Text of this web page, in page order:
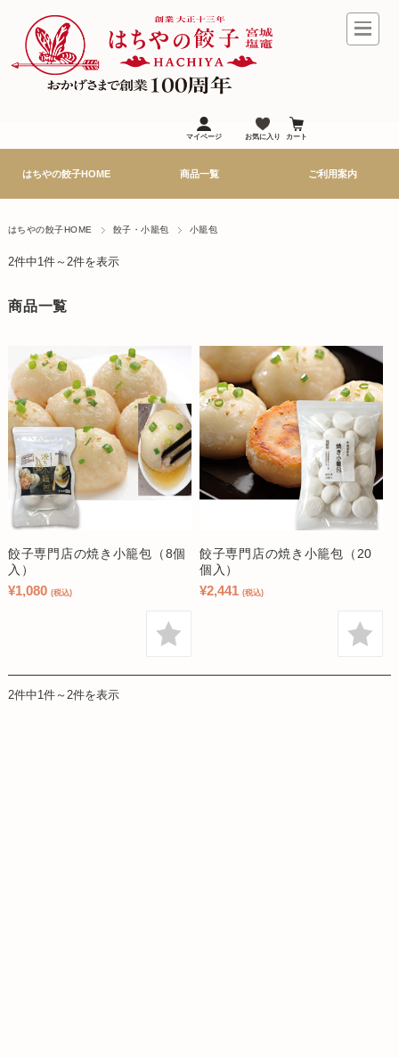
お気に入り カート
はちやの餃子HOME 商品一覧 ご利用案内
はちやの餃子HOME 餃子・小籠包 小籠包
2件中1件～2件を表示
商品一覧
餃子専門店の焼き小籠包（8個
入）
¥1,080 (税込)
餃子専門店の焼き小籠包（20
個入）
¥2,441 (税込)
2件中1件～2件を表示